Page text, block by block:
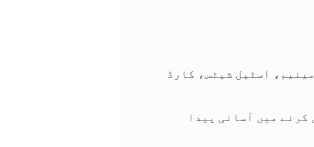
اسٹیل شیٹس، کارڈ
میں آسانی پیدا